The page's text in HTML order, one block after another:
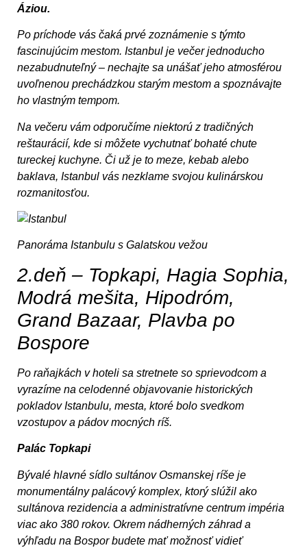
Áziou.
Po príchode vás čaká prvé zoznámenie s týmto
fascinujúcim mestom. Istanbul je večer jednoducho
nezabudnuteľný – nechajte sa unášať jeho atmosférou
uvoľnenou prechádzkou starým mestom a spoznávajte
ho vlastným tempom.
Na večeru vám odporučíme niektorú z tradičných
reštaurácií, kde si môžete vychutnať bohaté chute
tureckej kuchyne. Či už je to meze, kebab alebo
baklava, Istanbul vás nezklame svojou kulinárskou
rozmanitosťou.
Panoráma Istanbulu s Galatskou vežou
2.deň – Topkapi, Hagia Sophia,
Modrá mešita, Hipodróm,
Grand Bazaar, Plavba po
Bospore
Po raňajkách v hoteli sa stretnete so sprievodcom a
vyrazíme na celodenné objavovanie historických
pokladov Istanbulu, mesta, ktoré bolo svedkom
vzostupov a pádov mocných ríš.
Palác Topkapi
Bývalé hlavné sídlo sultánov Osmanskej ríše je
monumentálny palácový komplex, ktorý slúžil ako
sultánova rezidencia a administratívne centrum impéria
viac ako 380 rokov. Okrem nádherných záhrad a
výhľadu na Bospor budete mať možnosť vidieť